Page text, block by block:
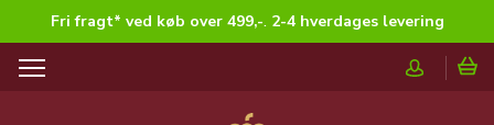
Fri fragt* ved køb over 499,-. 2-4 hverdages levering
T